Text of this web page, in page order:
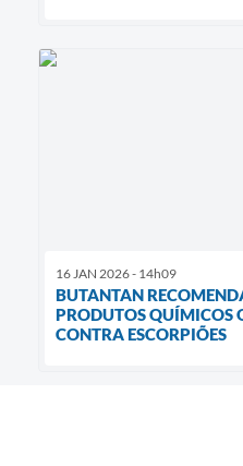
16 JAN 2026 - 14h09
BUTANTAN
PRODUTOS QUÍMICOS
CONTRA ESCORPIÕES